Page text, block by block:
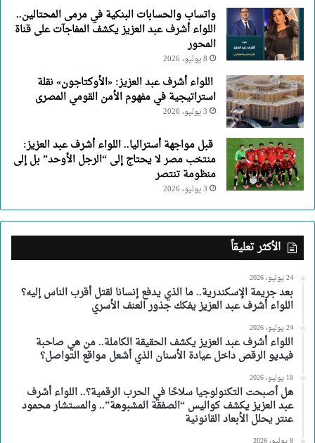
واتساب والحسابات البنكية في مرمى المحتالين..
اللواء أشرف عبد العزيز يكشف المفاجآت على قناة
المحور
8 يوليو، 2026
اللواء أشرف عبد العزيز: «الأوكتاجون» نقلة
استراتيجية في مفهوم الأمن القومي المصرى
3 يوليو، 2026
قبل مواجهة أستراليا.. اللواء أشرف عبد العزيز:
منتخب مصر لا يحتاج إلى “الرجل الأوحد” بل إلى
منظومة تنتصر
3 يوليو، 2026
الأكثر تعليقاً
24 يوليو، 2026
بعد جريمة الإسكندرية.. ما الذي يدفع إنسانا لقتل أقرب الناس إليه؟
اللواء أشرف عبد العزيز يفكك جذور العنف الأسري
24 يوليو، 2026
اللواء أشرف عبد العزيز يكشف الحقيقة الكاملة.. من هي صاحبة
فيديو الرقص داخل عيادة الأسنان الذي أشعل مواقع التواصل؟
18 يوليو، 2026
هل أصبحت التكنولوجيا سلاحًا في الحرب الرقمية؟.. اللواء أشرف
عبد العزيز يكشف كواليس “الصفقة المشبوهة”.. والمستشار محمود
عنتر يحلل الأبعاد القانونية